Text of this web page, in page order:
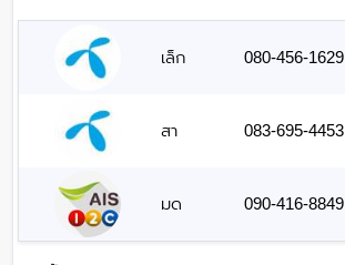
เล็ก 080-456-1629
สา 083-695-4453
มด 090-416-8849